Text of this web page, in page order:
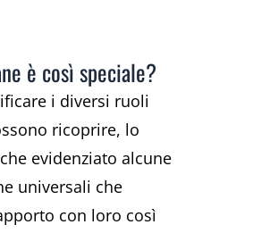
è così speciale?
i diversi ruoli
ricoprire, lo
evidenziato alcune
universali che
con loro così